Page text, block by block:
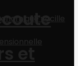
et